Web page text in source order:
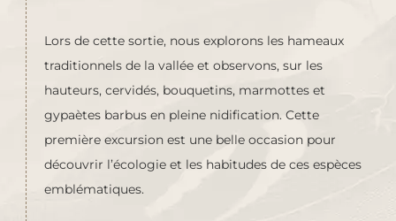
Lors de cette sortie, nous explorons les hameaux
traditionnels de la vallée et observons, sur les
hauteurs, cervidés, bouquetins, marmottes et
gypaètes barbus en pleine nidification. Cette
première excursion est une belle occasion pour
découvrir l’écologie et les habitudes de ces espèces
emblématiques.